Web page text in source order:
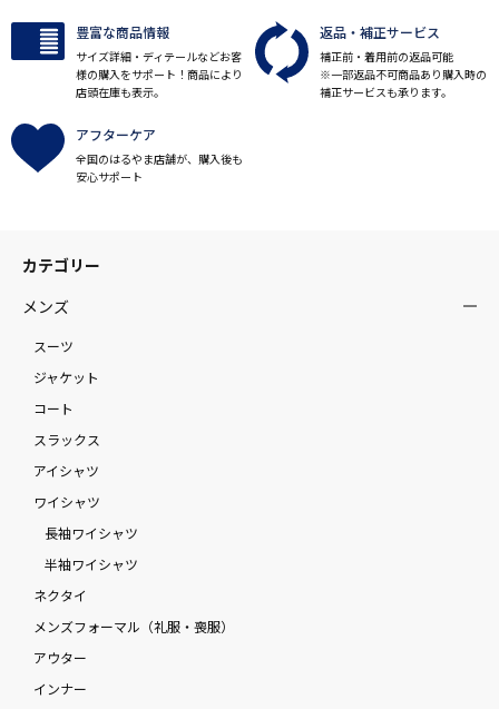
豊富な商品情報
サイズ詳細・ディテールなどお客
様の購入をサポート！商品により
店頭在庫も表示。
返品・補正サービス
補正前・着用前の返品可能
※一部返品不可商品あり購入時の
補正サービスも承ります。
アフターケア
全国のはるやま店舗が、購入後も
安心サポート
カテゴリー
メンズ
スーツ
ジャケット
コート
スラックス
アイシャツ
ワイシャツ
長袖ワイシャツ
半袖ワイシャツ
ネクタイ
メンズフォーマル（礼服・喪服）
アウター
インナー